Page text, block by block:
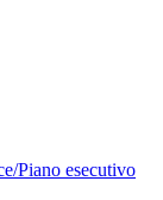
Piano esecutivo